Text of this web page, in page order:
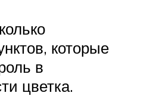
которые
в
цветка.